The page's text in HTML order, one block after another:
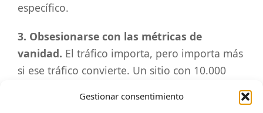
Gestionar consentimiento
específico.
3. Obsesionarse con las métricas de
vanidad. El tráfico importa, pero importa más
si ese tráfico convierte. Un sitio con 10.000
leads vale menos que uno con 1.000 visitas